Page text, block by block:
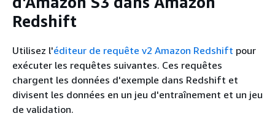
Redshift
Utilisez l'éditeur de requête v2 Amazon Redshift pour
exécuter les requêtes suivantes. Ces requêtes
chargent les données d'exemple dans Redshift et
divisent les données en un jeu d'entraînement et un jeu
de validation.